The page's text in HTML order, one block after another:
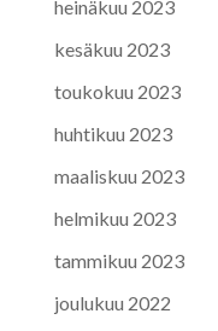
heinäkuu 2023
kesäkuu 2023
toukokuu 2023
huhtikuu 2023
maaliskuu 2023
helmikuu 2023
tammikuu 2023
joulukuu 2022